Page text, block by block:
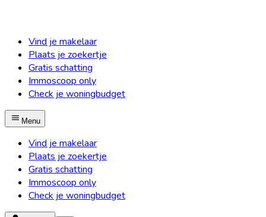
Vind je makelaar
Plaats je zoekertje
Gratis schatting
Immoscoop only
Check je woningbudget
Menu
Vind je makelaar
Plaats je zoekertje
Gratis schatting
Immoscoop only
Check je woningbudget